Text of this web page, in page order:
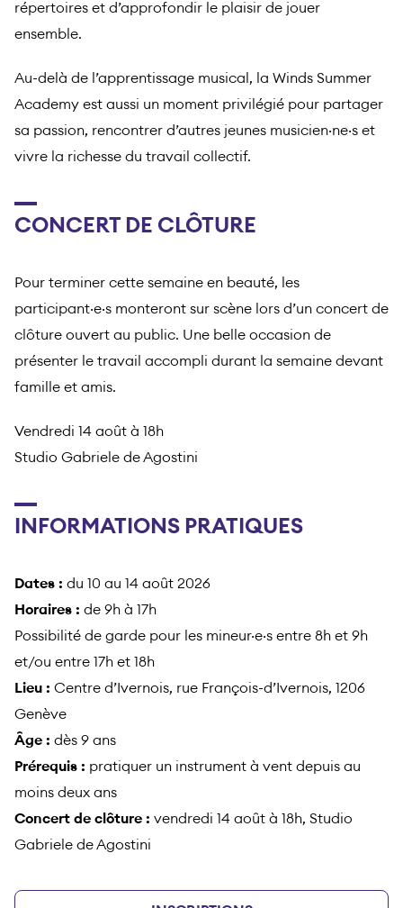
répertoires et d’approfondir le plaisir de jouer
ensemble.
Au-delà de l’apprentissage musical, la Winds Summer
Academy est aussi un moment privilégié pour partager
sa passion, rencontrer d’autres jeunes musicien·ne·s et
vivre la richesse du travail collectif.
CONCERT DE CLÔTURE
Pour terminer cette semaine en beauté, les
participant·e·s monteront sur scène lors d’un concert de
clôture ouvert au public. Une belle occasion de
présenter le travail accompli durant la semaine devant
famille et amis.
Vendredi 14 août à 18h
Studio Gabriele de Agostini
INFORMATIONS PRATIQUES
Dates : du 10 au 14 août 2026
Horaires : de 9h à 17h
Possibilité de garde pour les mineur·e·s entre 8h et 9h
et/ou entre 17h et 18h
Lieu : Centre d’Ivernois, rue François-d’Ivernois, 1206
Genève
Âge : dès 9 ans
Prérequis : pratiquer un instrument à vent depuis au
moins deux ans
Concert de clôture : vendredi 14 août à 18h, Studio
Gabriele de Agostini